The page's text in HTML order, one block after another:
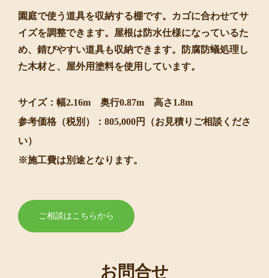
園庭で使う道具を収納する棚です。カゴに合わせてサ
イズを調整できます。屋根は防水仕様になっているた
め、錆びやすい道具も収納できます。防腐防蟻処理し
た木材と、屋外用塗料を使用しています。
サイズ：幅2.16m 奥行0.87m 高さ1.8m
参考価格（税別）：805,000円（お見積りご相談くださ
い）
※施工費は別途となります。
ご相談はこちらから
お問合せ